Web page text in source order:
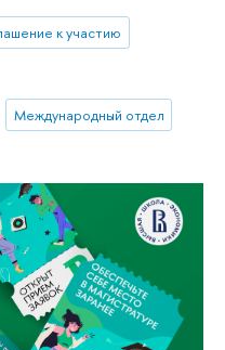
к участию
Международный отдел